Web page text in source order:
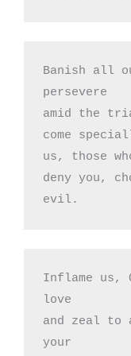
Banish all
persevere
amid the
come
us, those
deny you,
evil.
Inflame us,
love
and zeal to
your